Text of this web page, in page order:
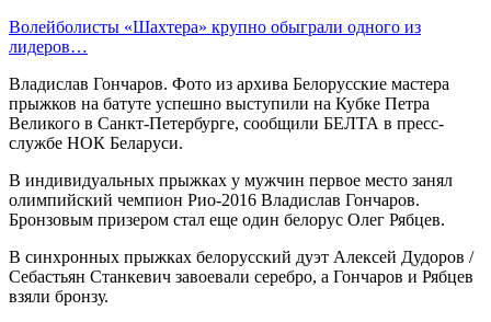
Волейболисты «Шахтера» крупно обыграли одного из
лидеров…
Владислав Гончаров. Фото из архива Белорусские мастера
прыжков на батуте успешно выступили на Кубке Петра
Великого в Санкт-Петербурге, сообщили БЕЛТА в пресс-
службе НОК Беларуси.
В индивидуальных прыжках у мужчин первое место занял
олимпийский чемпион Рио-2016 Владислав Гончаров.
Бронзовым призером стал еще один белорус Олег Рябцев.
В синхронных прыжках белорусский дуэт Алексей Дудоров /
Себастьян Станкевич завоевали серебро, а Гончаров и Рябцев
взяли бронзу.